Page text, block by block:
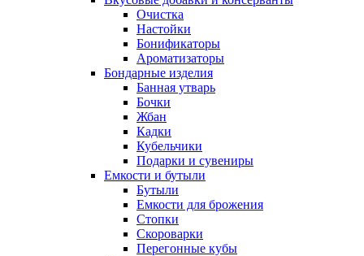
Очистка
Настойки
Бонификаторы
Ароматизаторы
Бондарные изделия
Банная утварь
Бочки
Жбан
Кадки
Кубельчики
Подарки и сувениры
Емкости и бутыли
Бутыли
Емкости для брожения
Стопки
Скороварки
Перегонные кубы